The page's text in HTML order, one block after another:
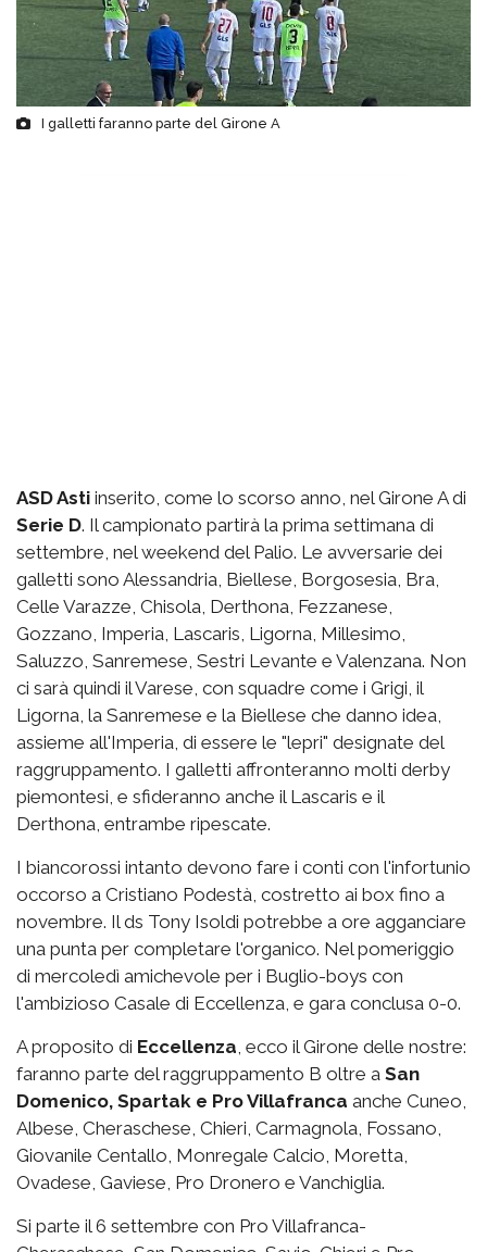
I galletti faranno parte del Girone A
ASD Asti inserito, come lo scorso anno, nel Girone A di
Serie D. Il campionato partirà la prima settimana di
settembre, nel weekend del Palio. Le avversarie dei
galletti sono Alessandria, Biellese, Borgosesia, Bra,
Celle Varazze, Chisola, Derthona, Fezzanese,
Gozzano, Imperia, Lascaris, Ligorna, Millesimo,
Saluzzo, Sanremese, Sestri Levante e Valenzana. Non
ci sarà quindi il Varese, con squadre come i Grigi, il
Ligorna, la Sanremese e la Biellese che danno idea,
assieme all'Imperia, di essere le "lepri" designate del
raggruppamento. I galletti affronteranno molti derby
piemontesi, e sfideranno anche il Lascaris e il
Derthona, entrambe ripescate.
I biancorossi intanto devono fare i conti con l'infortunio
occorso a Cristiano Podestà, costretto ai box fino a
novembre. Il ds Tony Isoldi potrebbe a ore agganciare
una punta per completare l'organico. Nel pomeriggio
di mercoledì amichevole per i Buglio-boys con
l'ambizioso Casale di Eccellenza, e gara conclusa 0-0.
A proposito di Eccellenza , ecco il Girone delle nostre:
faranno parte del raggruppamento B oltre a San
Domenico, Spartak e Pro Villafranca anche Cuneo,
Albese, Cheraschese, Chieri, Carmagnola, Fossano,
Giovanile Centallo, Monregale Calcio, Moretta,
Ovadese, Gaviese, Pro Dronero e Vanchiglia.
Si parte il 6 settembre con Pro Villafranca-